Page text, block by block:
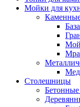
Мойки для
Столешницы